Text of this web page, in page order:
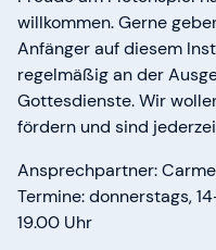
willkommen. Gerne
Anfänger auf diesem
regelmäßig an der
Gottesdienste. Wir
fördern und sind
Ansprechpartner:
Termine: donnerstags,
19.00 Uhr